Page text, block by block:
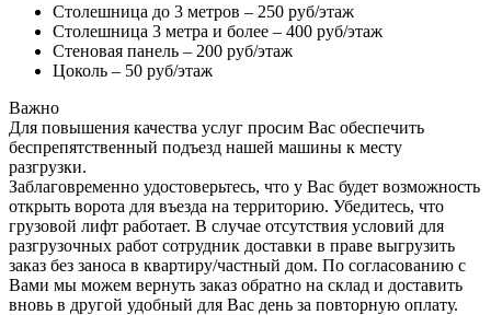
Столешница до 3 метров – 250 руб/этаж
Столешница 3 метра и более – 400 руб/этаж
Стеновая панель – 200 руб/этаж
Цоколь – 50 руб/этаж
Важно
Для повышения качества услуг просим Вас обеспечить
беспрепятственный подъезд нашей машины к месту
разгрузки.
Заблаговременно удостоверьтесь, что у Вас будет возможность
открыть ворота для въезда на территорию. Убедитесь, что
грузовой лифт работает. В случае отсутствия условий для
разгрузочных работ сотрудник доставки в праве выгрузить
заказ без заноса в квартиру/частный дом. По согласованию с
Вами мы можем вернуть заказ обратно на склад и доставить
вновь в другой удобный для Вас день за повторную оплату.